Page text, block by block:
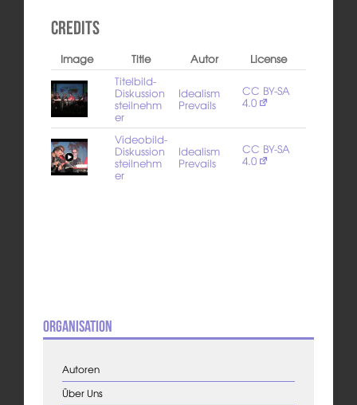
Credits
Image Title Autor
License
Titelbild-
Diskussion
steilnehm
er
Idealism
Prevails
CC BY-SA
4.0
Videobild-
Diskussion
steilnehm
er
Idealism
Prevails
CC BY-SA
4.0
Organisation
Autoren
Über Uns